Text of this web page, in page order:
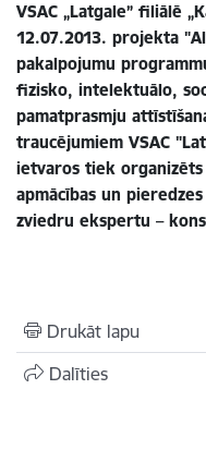
VSAC „Latgale” filiālē
12.07.2013. projekta
pakalpojumu
fizisko, intelektuālo,
pamatprasmju
traucējumiem VSAC
ietvaros tiek
apmācības un
zviedru ekspertu –
Drukāt lapu
Dalīties